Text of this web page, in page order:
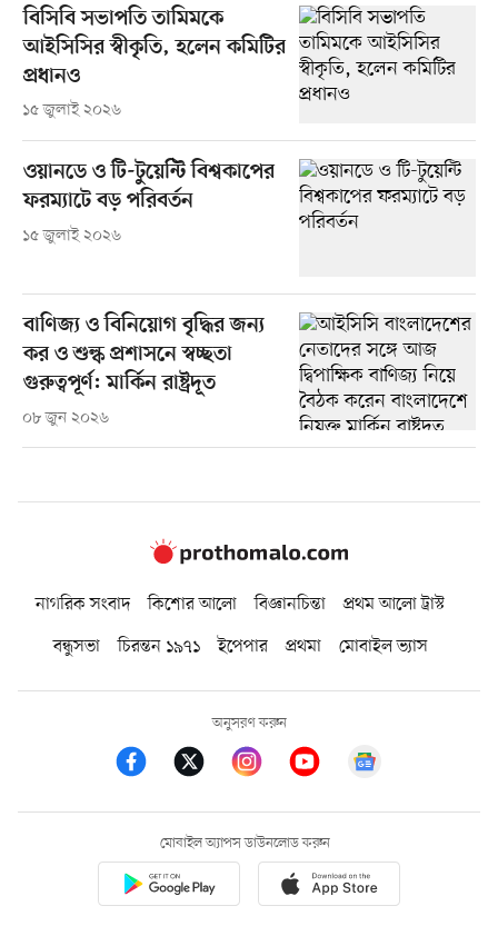
বিসিবি সভাপতি তামিমকে
আইসিসির স্বীকৃতি, হলেন কমিটির
প্রধানও
১৫ জুলাই ২০২৬
ওয়ানডে ও টি-টুয়েন্টি বিশ্বকাপের
ফরম্যাটে বড় পরিবর্তন
১৫ জুলাই ২০২৬
বাণিজ্য ও বিনিয়োগ বৃদ্ধির জন্য
কর ও শুল্ক প্রশাসনে স্বচ্ছতা
গুরুত্বপূর্ণ: মার্কিন রাষ্ট্রদূত
০৮ জুন ২০২৬
নাগরিক সংবাদ কিশোর আলো বিজ্ঞানচিন্তা
প্রথম আলো ট্রাস্ট
বন্ধুসভা
চিরন্তন ১৯৭১ ইপেপার প্রথমা মোবাইল ভ্যাস
অনুসরণ করুন
মোবাইল অ্যাপস ডাউনলোড করুন